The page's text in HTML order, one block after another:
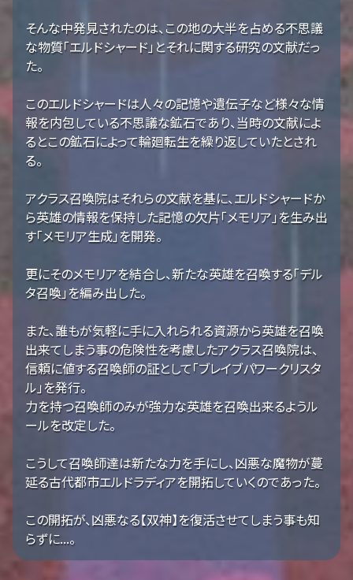
そんな中発見されたのは、この地の大半を占める不思議
な物質「エルドシャード」とそれに関する研究の文献だっ
た。
このエルドシャードは人々の記憶や遺伝子など様々な情
報を内包している不思議な鉱石であり、当時の文献によ
るとこの鉱石によって輪廻転生を繰り返していたとされ
る。
アクラス召喚院はそれらの文献を基に、エルドシャードか
ら英雄の情報を保持した記憶の欠片「メモリア」を生み出
す「メモリア生成」を開発。
更にそのメモリアを結合し、新たな英雄を召喚する「デル
タ召喚」を編み出した。
また、誰もが気軽に手に入れられる資源から英雄を召喚
出来てしまう事の危険性を考慮したアクラス召喚院は、
信頼に値する召喚師の証として「ブレイブパワークリスタ
ル」を発行。
力を持つ召喚師のみが強力な英雄を召喚出来るようル
ールを改定した。
こうして召喚師達は新たな力を手にし、凶悪な魔物が蔓
延る古代都市エルドラディアを開拓していくのであった。
この開拓が、凶悪なる【双神】を復活させてしまう事も知
らずに...。